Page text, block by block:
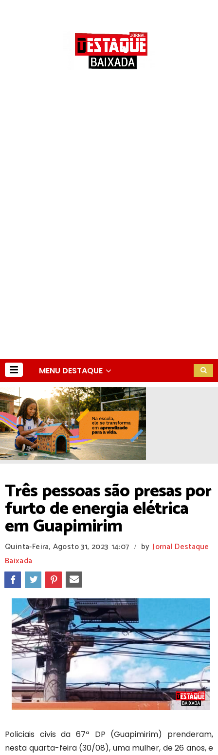
MENU DESTAQUE
Três pessoas são presas por
furto de energia elétrica
em Guapimirim
Quinta-Feira, Agosto 31, 2023 14:07 / by Jornal Destaque
Baixada
Policiais civis da 67ª DP (Guapimirim) prenderam,
nesta quarta-feira (30/08), uma mulher, de 26 anos, e